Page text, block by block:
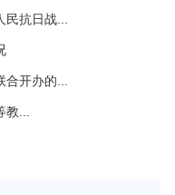
抗日战...
开办的...
...